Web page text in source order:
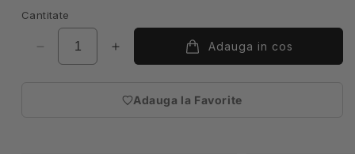
Cantitate
Reduceți
cantitatea
Creșteți
cantitatea
Costum
Adauga in cos
Adauga la Favorite
(necesita